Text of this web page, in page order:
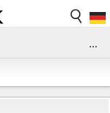
...